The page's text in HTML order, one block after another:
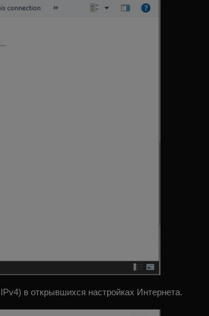
в открывшихся настройках Интернета.